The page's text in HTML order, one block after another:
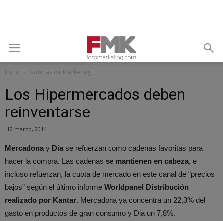
Inicio Noticias de Marketing
Los Hipermercados deben
reinventarse
12 marzo, 2014
Mercadona y Dia se refuerzan como cadenas favoritas para
hacer la compra. Las cadenas se mantienen en cabeza, e
incluso refuerzan, la cuota de mercado en este canal de “precios
bajos” según el último informe Worldpanel Distribución
realizado por Kantar. Mercadona ya concentra un 22,3% del
gasto en productos de gran consumo y Dia un 7,8%.